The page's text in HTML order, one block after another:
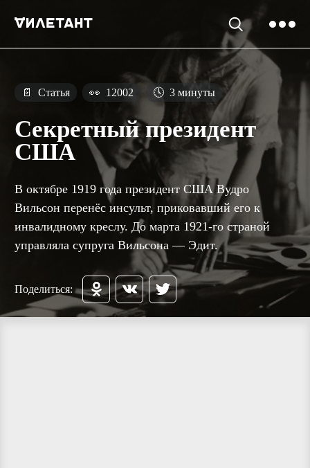
📄 Статья 👀 12002 🕓 3 минуты
Секретный президент
США
В октябре 1919 года президент США Вудро
Вильсон перенёс инсульт, приковавший его к
инвалидному креслу. До марта 1921-го страной
управляла супруга Вильсона — Эдит.
Поделиться: